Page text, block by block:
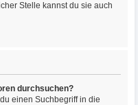
Stelle kannst du sie auch
durchsuchen?
einen Suchbegriff in die